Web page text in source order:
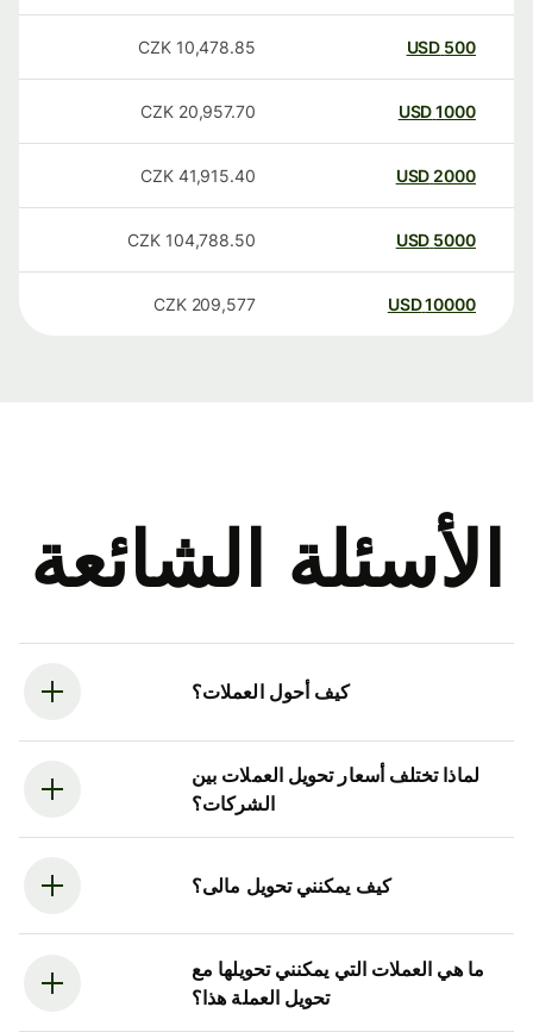
500
USD
10,478.85
CZK
1000
USD
20,957.70
CZK
2000
USD
41,915.40
CZK
5000
USD
104,788.50
CZK
10000
USD
209,577
CZK
الأسئلة الشائعة
كيف أحول العملات؟
لماذا تختلف أسعار تحويل العملات بين
الشركات؟
كيف يمكنني تحويل مالى؟
ما هي العملات التي يمكنني تحويلها مع
تحويل العملة هذا؟